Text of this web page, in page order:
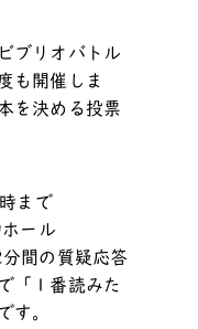
ブリオバトル
も開催しま
を決める投票
まで
ール
間の質疑応答
「１番読みた
す。